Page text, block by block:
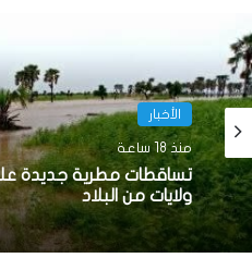
الأخبار
منذ 18 ساعة
تساقطات مطرية جديدة
ولايات من البلاد